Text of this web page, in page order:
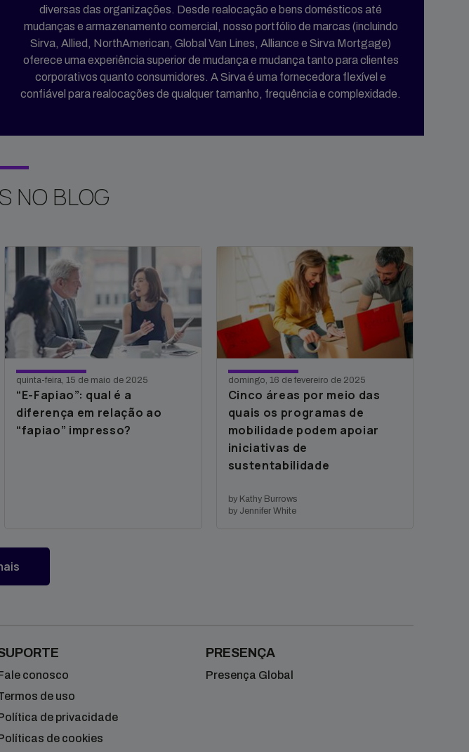
diversas das organizações. Desde realocação e bens domésticos até
mudanças e armazenamento comercial, nosso portfólio de marcas (incluindo
Sirva, Allied, NorthAmerican, Global Van Lines, Alliance e Sirva Mortgage)
oferece uma experiência superior de mudança e mudança tanto para clientes
corporativos quanto consumidores. A Sirva é uma fornecedora flexível e
confiável para realocações de qualquer tamanho, frequência e complexidade.
NO BLOG
quinta-feira, 15 de maio de 2025
“E-Fapiao”: qual é a
diferença em relação ao
“fapiao” impresso?
domingo, 16 de fevereiro de 2025
Cinco áreas por meio das
quais os programas de
mobilidade podem apoiar
iniciativas de
sustentabilidade
by Kathy Burrows
by Jennifer White
conosco
de uso
de privacidade
de cookies
PRESENÇA
Presença Global